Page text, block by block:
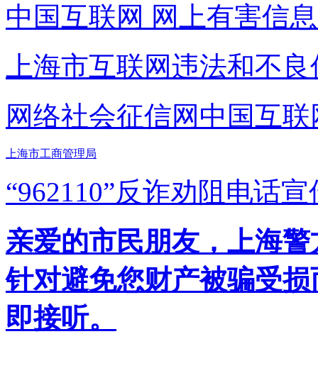
中国互联网 网上有害信
上海市互联网违法和不
网络社会征信网 中国互
上海市工商管理局
“962110”反诈劝阻电话宣
亲爱的市民朋友，上海
针对避免您财产被骗受
即接听。